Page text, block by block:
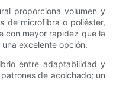
proporciona volumen y
de microfibra o poliéster,
con mayor rapidez que la
excelente opción.
entre adaptabilidad y
de acolchado; un